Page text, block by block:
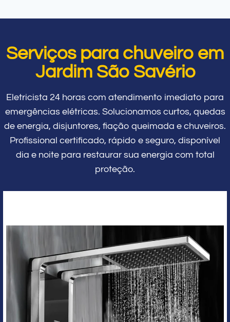
Serviços para chuveiro em
Jardim São Savério
Eletricista 24 horas com atendimento imediato para
emergências elétricas. Solucionamos curtos, quedas
de energia, disjuntores, fiação queimada e chuveiros.
Profissional certificado, rápido e seguro, disponível
dia e noite para restaurar sua energia com total
proteção.